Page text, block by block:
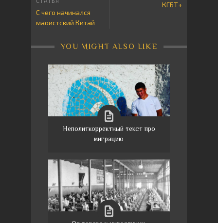
С чего начинался
маоистский Китай
КГБТ+
YOU MIGHT ALSO LIKE
Неполиткорректный текст про
миграцию